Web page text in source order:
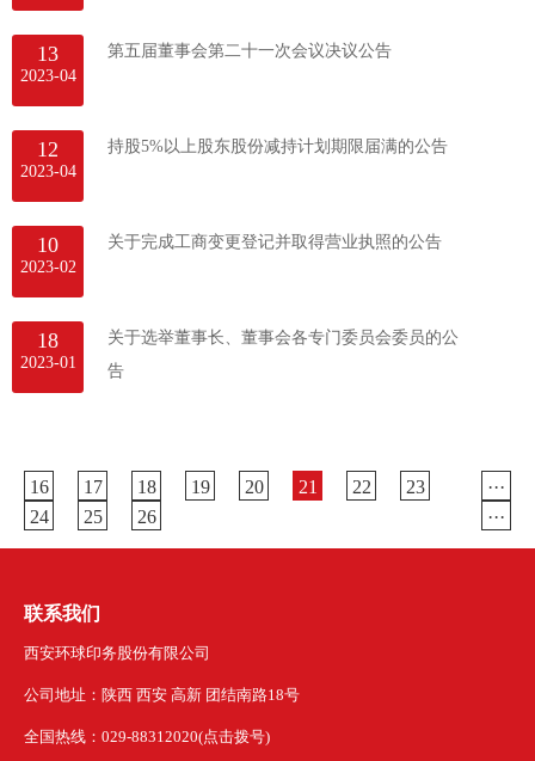
13
2023-04
第五届董事会第二十一次会议决议公告
12
2023-04
持股5%以上股东股份减持计划期限届满的公告
10
2023-02
关于完成工商变更登记并取得营业执照的公告
18
2023-01
关于选举董事长、董事会各专门委员会委员的公
告
···
16 17 18 19 20 21 22
23
24
25 26 ···
联系我们
西安环球印务股份有限公司
公司地址：陕西 西安 高新 团结南路18号
全国热线：029-88312020(点击拨号)